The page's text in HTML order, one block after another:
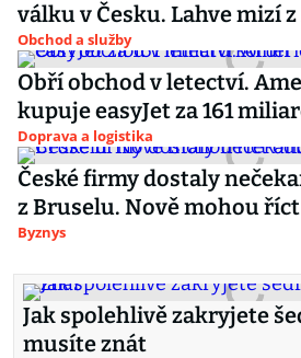
válku v Česku. Lahve mizí
Obchod a služby
Obří obchod v letectví.
kupuje easyJet za 161
Doprava a logistika
České firmy dostaly
z Bruselu. Nově mohou
Byznys
Jak spolehlivě zakryjete
musíte znát